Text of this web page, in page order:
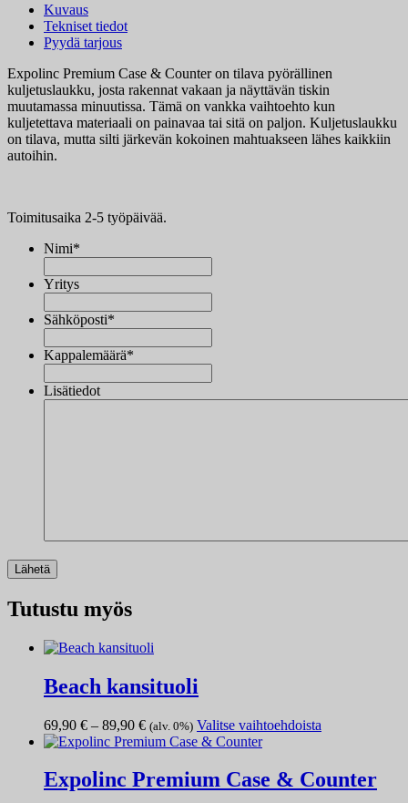
Kuvaus
Tekniset tiedot
Pyydä tarjous
Expolinc Premium Case & Counter on tilava pyörällinen
kuljetuslaukku, josta rakennat vakaan ja näyttävän tiskin
muutamassa minuutissa. Tämä on vankka vaihtoehto kun
kuljetettava materiaali on painavaa tai sitä on paljon. Kuljetuslaukku
on tilava, mutta silti järkevän kokoinen mahtuakseen lähes kaikkiin
autoihin.
Toimitusaika 2-5 työpäivää.
Nimi*
Yritys
Sähköposti*
Kappalemäärä*
Lisätiedot
Tutustu myös
Beach kansituoli
69,90 € – 89,90 €Hintaluokka:
69,90 €
89,90 €
(alv. 0%) Valitse vaihtoehdoista
useampi
muunnelma.
Expolinc Premium Case & Counter